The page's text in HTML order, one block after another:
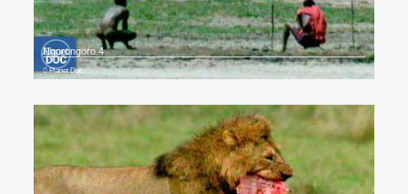
Ngorongoro 4
Planet Doc